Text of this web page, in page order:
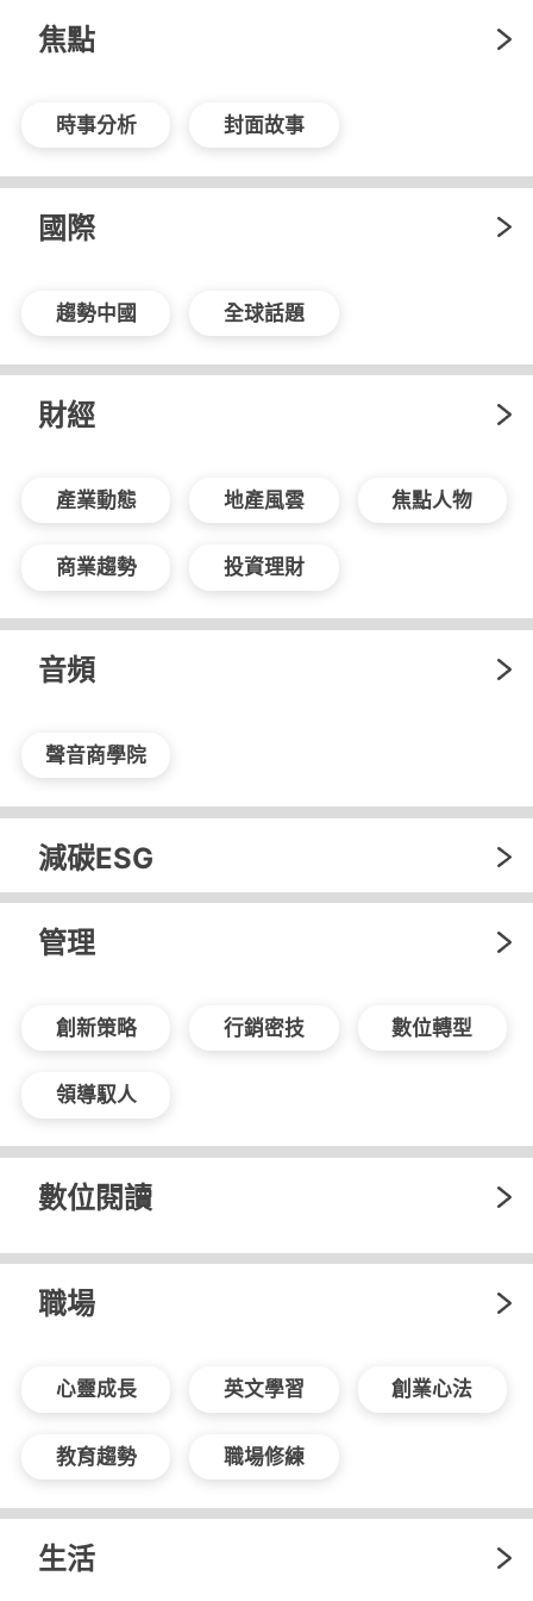
焦點
時事分析 封面故事
國際
趨勢中國 全球話題
財經
產業動態 地產風雲 焦點人物
商業趨勢 投資理財
音頻
聲音商學院
減碳ESG
管理
創新策略 行銷密技 數位轉型
領導馭人
數位閱讀
職場
心靈成長 英文學習 創業心法
教育趨勢 職場修練
生活